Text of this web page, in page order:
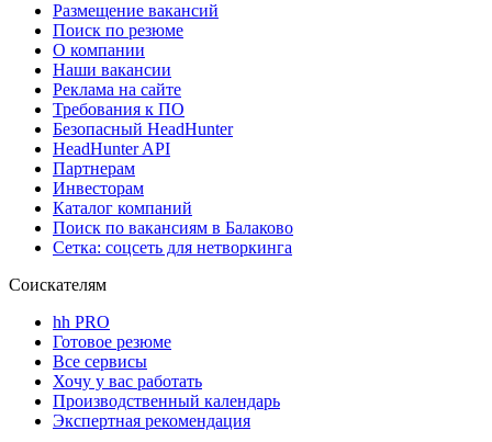
Размещение вакансий
Поиск по резюме
О компании
Наши вакансии
Реклама на сайте
Требования к ПО
Безопасный HeadHunter
HeadHunter API
Партнерам
Инвесторам
Каталог компаний
Поиск по вакансиям в Балаково
Сетка: соцсеть для нетворкинга
Соискателям
hh PRO
Готовое резюме
Все сервисы
Хочу у вас работать
Производственный календарь
Экспертная рекомендация